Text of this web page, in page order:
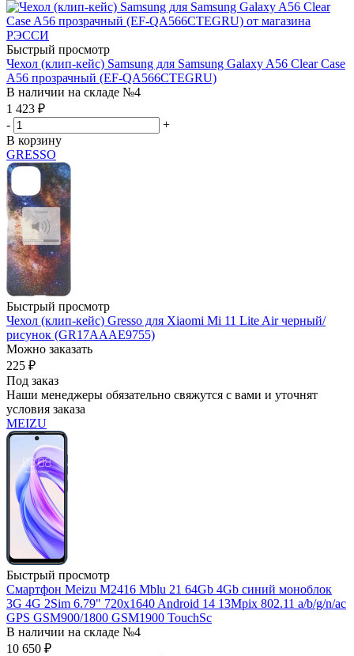
Быстрый просмотр
Чехол (клип-кейс) Samsung для Samsung Galaxy A56 Clear Case
A56 прозрачный (EF-QA566CTEGRU)
В наличии на складе №4
1 423 ₽
-
+
В корзину
GRESSO
Быстрый просмотр
Чехол (клип-кейс) Gresso для Xiaomi Mi 11 Lite Air черный/
рисунок (GR17AAAE9755)
Можно заказать
225 ₽
Под заказ
Наши менеджеры обязательно свяжутся с вами и уточнят
условия заказа
MEIZU
Быстрый просмотр
Смартфон Meizu M2416 Mblu 21 64Gb 4Gb синий моноблок
3G 4G 2Sim 6.79" 720x1640 Android 14 13Mpix 802.11 a/b/g/n/ac
GPS GSM900/1800 GSM1900 TouchSc
В наличии на складе №4
10 650 ₽